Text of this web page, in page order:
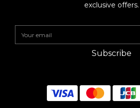
exclusive offers.
Subscribe